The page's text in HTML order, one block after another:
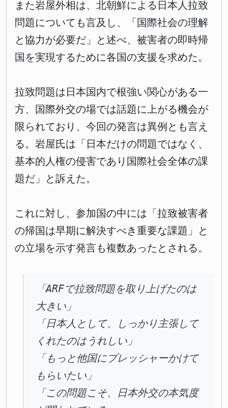
また岩屋外相は、北朝鮮による日本人拉致
問題についても言及し、「国際社会の理解
と協力が必要だ」と述べ、被害者の即時帰
国を実現するために各国の支援を求めた。
拉致問題は日本国内で根強い関心がある一
方、国際外交の場では話題に上がる機会が
限られており、今回の発言は異例とも言え
る。岩屋氏は「日本だけの問題ではなく、
基本的人権の侵害であり国際社会全体の課
題だ」と訴えた。
これに対し、参加国の中には「拉致被害者
の帰国は早期に解決すべき重要な課題」と
の立場を示す発言も複数あったとされる。
「ARFで拉致問題を取り上げたのは
大きい」
「日本人として、しっかり主張して
くれたのはうれしい」
「もっと他国にプレッシャーかけて
もらいたい」
「この問題こそ、日本外交の本気度